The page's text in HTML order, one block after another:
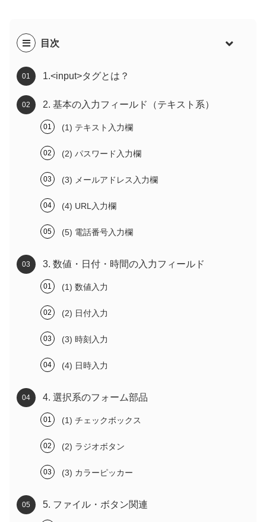
目次
1.<input>タグとは？
2. 基本の入力フィールド（テキスト系）
(1) テキスト入力欄
(2) パスワード入力欄
(3) メールアドレス入力欄
(4) URL入力欄
(5) 電話番号入力欄
3. 数値・日付・時間の入力フィールド
(1) 数値入力
(2) 日付入力
(3) 時刻入力
(4) 日時入力
4. 選択系のフォーム部品
(1) チェックボックス
(2) ラジオボタン
(3) カラーピッカー
5. ファイル・ボタン関連